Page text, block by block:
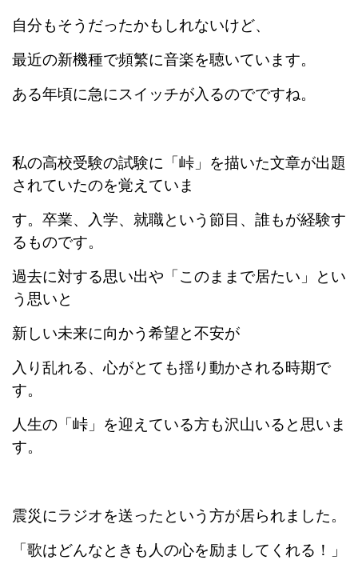
自分もそうだったかもしれないけど、
最近の新機種で頻繁に音楽を聴いています。
ある年頃に急にスイッチが入るのでですね。
私の高校受験の試験に「峠」を描いた文章が出題
されていたのを覚えていま
す。卒業、入学、就職という節目、誰もが経験す
るものです。
過去に対する思い出や「このままで居たい」とい
う思いと
新しい未来に向かう希望と不安が
入り乱れる、心がとても揺り動かされる時期で
す。
人生の「峠」を迎えている方も沢山いると思いま
す。
震災にラジオを送ったという方が居られました。
「歌はどんなときも人の心を励ましてくれる！」